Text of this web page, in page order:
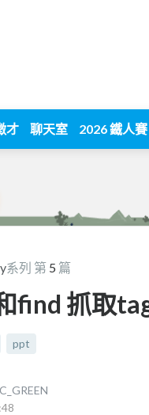
才 聊天室 2026 鐵人賽
系列 第 5 篇
find 抓取
ppt